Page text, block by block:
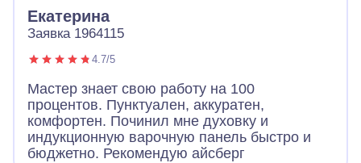
Екатерина
Заявка 1964115
4.7/5
Мастер знает свою работу на 100
процентов. Пунктуален, аккуратен,
комфортен. Починил мне духовку и
индукционную варочную панель быстро и
бюджетно. Рекомендую айсберг